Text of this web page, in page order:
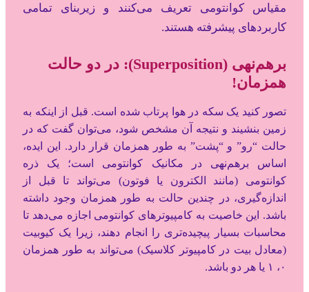
مقیاس کوانتومی تعریف می‌کنند و زیربنای تمامی
کاربردهای پیشرفته هستند.
برهم‌نهی (Superposition): در دو حالت
همزمان!
تصور کنید یک سکه در هوا پرتاب شده است. قبل از اینکه به
زمین بنشیند و نتیجه آن مشخص شود، می‌توان گفت که در
حالت “رو” و “پشت” به طور همزمان قرار دارد. این ایده،
اساس برهم‌نهی در مکانیک کوانتومی است؛ یک ذره
کوانتومی (مانند الکترون یا فوتون) می‌تواند تا قبل از
اندازه‌گیری، در چندین حالت به طور همزمان وجود داشته
باشد. این خاصیت به کامپیوترهای کوانتومی اجازه می‌دهد تا
محاسبات بسیار پیچیده‌تری را انجام دهند، زیرا یک کیوبیت
(معادل بیت در کامپیوتر کلاسیک) می‌تواند به طور همزمان
۰، ۱ یا هر دو باشد.